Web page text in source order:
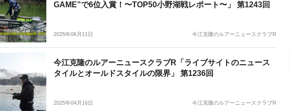
GAME”で6位入賞！〜TOP50小野湖戦レポート〜」 第1243回
2025年06月11日 今江克隆のルアーニュースクラブR
今江克隆のルアーニュースクラブR「ライブサイトのニュース
タイルとオールドスタイルの限界」 第1236回
2025年04月16日 今江克隆のルアーニュースクラブR